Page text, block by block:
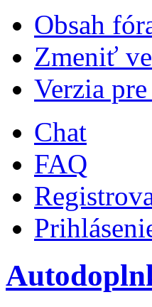
Obsah
Zmeniť
Verzia
Chat
FAQ